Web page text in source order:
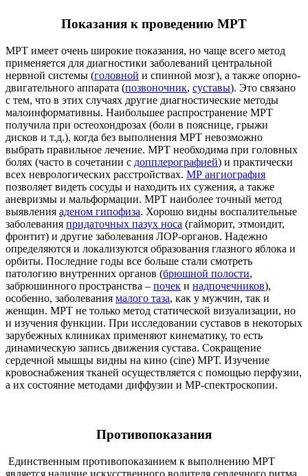
Показания к проведению МРТ
МРТ имеет очень широкие показания, но чаще всего метод
применяется для диагностики заболеваний центральной
нервной системы (головной и спинной мозг), а также опорно-
двигательного аппарата (позвоночник, суставы). Это связано
с тем, что в этих случаях другие диагностические методы
малоинформативны. Наибольшее распространение МРТ
получила при остеохондрозах (боли в пояснице, грыжи
дисков и т.д.), когда без выполнения МРТ невозможно
выбрать правильное лечение. МРТ необходима при головных
болях (часто в сочетании с допплерографией) и практически
всех неврологических расстройствах. МР ангиография
позволяет видеть сосуды и находить их сужения, а также
аневризмы и мальформации. МРТ наиболее точный метод
выявления аденом гипофиза. Хорошо видны воспалительные
заболевания придаточных пазух носа (гайморит, этмоидит,
фронтит) и другие заболевания ЛОР-органов. Надежно
определяются и локализуются образования глазного яблока и
орбиты. Последние годы все больше стали смотреть
патологию внутренних органов (брюшной полости,
забрюшинного пространства – почек и надпочечников),
особенно, заболевания малого таза, как у мужчин, так и
женщин. МРТ не только метод статической визуализации, но
и изучения функции. При исследовании суставов в некоторых
зарубежных клиниках применяют кинематику, то есть
динамическую запись движения сустава. Сокращение
сердечной мышцы видны на кино (cine) МРТ. Изучение
кровоснабжения тканей осуществляется с помощью перфузии,
а их состояние методами диффузии и МР-спектроскопии.
Противопоказания
Единственным противопоказанием к выполнению МРТ